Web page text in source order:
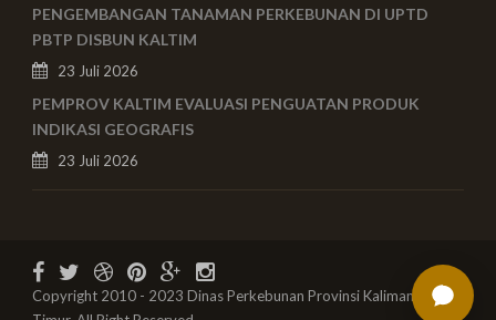
PENGEMBANGAN TANAMAN PERKEBUNAN DI UPTD
PBTP DISBUN KALTIM
23 Juli 2026
PEMPROV KALTIM EVALUASI PENGUATAN PRODUK
INDIKASI GEOGRAFIS
23 Juli 2026
Copyright 2010 - 2023 Dinas Perkebunan Provinsi Kalimantan